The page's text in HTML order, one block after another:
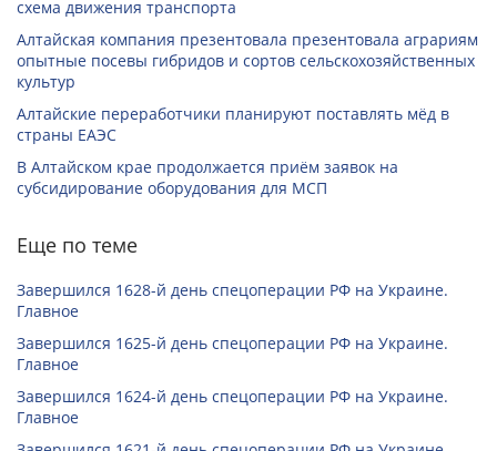
схема движения транспорта
Алтайская компания презентовала презентовала аграриям
опытные посевы гибридов и сортов сельскохозяйственных
культур
Алтайские переработчики планируют поставлять мёд в
страны ЕАЭС
В Алтайском крае продолжается приём заявок на
субсидирование оборудования для МСП
Еще по теме
Завершился 1628-й день спецоперации РФ на Украине.
Главное
Завершился 1625-й день спецоперации РФ на Украине.
Главное
Завершился 1624-й день спецоперации РФ на Украине.
Главное